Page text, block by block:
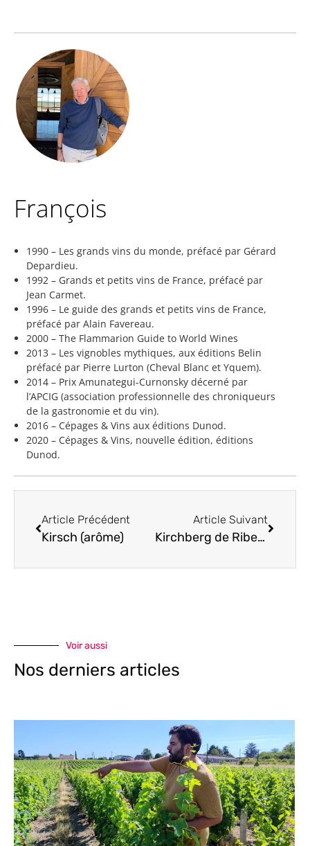
François
1990 – Les grands vins du monde, préfacé par Gérard
Depardieu.
1992 – Grands et petits vins de France, préfacé par
Jean Carmet.
1996 – Le guide des grands et petits vins de France,
préfacé par Alain Favereau.
2000 – The Flammarion Guide to World Wines
2013 – Les vignobles mythiques, aux éditions Belin
préfacé par Pierre Lurton (Cheval Blanc et Yquem).
2014 – Prix Amunategui-Curnonsky décerné par
l’APCIG (association professionnelle des chroniqueurs
de la gastronomie et du vin).
2016 – Cépages & Vins aux éditions Dunod.
2020 – Cépages & Vins, nouvelle édition, éditions
Dunod.
Article Précédent
Kirsch (arôme)
Article Suivant
Kirchberg de Ribeauvillé (Alsace Grand Cru)
Voir aussi
Nos derniers articles